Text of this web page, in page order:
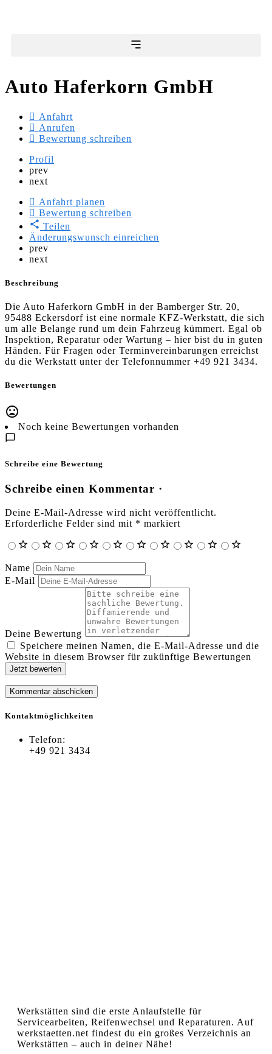
Auto Haferkorn GmbH
Anfahrt
Anrufen
Bewertung schreiben
Profil
prev
next
Anfahrt planen
Bewertung schreiben
Teilen
Änderungswunsch einreichen
prev
next
Beschreibung
Die Auto Haferkorn GmbH in der Bamberger Str. 20,
95488 Eckersdorf ist eine normale KFZ-Werkstatt, die sich
um alle Belange rund um dein Fahrzeug kümmert. Egal ob
Inspektion, Reparatur oder Wartung – hier bist du in guten
Händen. Für Fragen oder Terminvereinbarungen erreichst
du die Werkstatt unter der Telefonnummer +49 921 3434.
Bewertungen
Noch keine Bewertungen vorhanden
Schreibe eine Bewertung
Schreibe einen Kommentar ·
Deine E-Mail-Adresse wird nicht veröffentlicht.
Erforderliche Felder sind mit * markiert
Name
E-Mail
Deine Bewertung
Speichere meinen Namen, die E-Mail-Adresse und die
Website in diesem Browser für zukünftige Bewertungen
Jetzt bewerten
Kontaktmöglichkeiten
Telefon:
+49 921 3434
Werkstätten sind die erste Anlaufstelle für
Servicearbeiten, Reifenwechsel und Reparaturen. Auf
werkstaetten.net findest du ein großes Verzeichnis an
Werkstätten – auch in deiner Nähe!